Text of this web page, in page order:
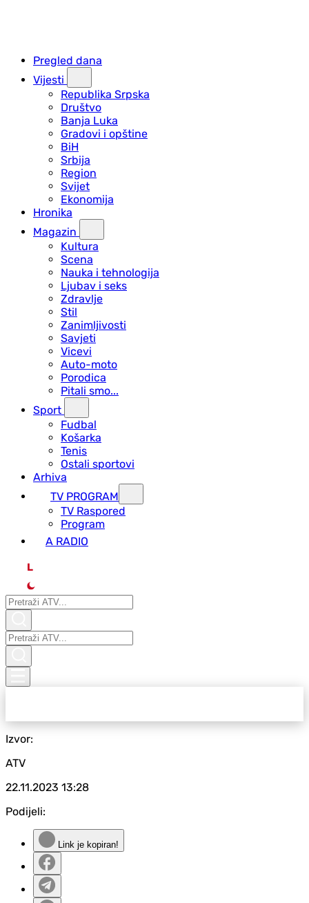
Pregled dana
Vijesti
Republika Srpska
Društvo
Banja Luka
Gradovi i opštine
BiH
Srbija
Region
Svijet
Ekonomija
Hronika
Magazin
Kultura
Scena
Nauka i tehnologija
Ljubav i seks
Zdravlje
Stil
Zanimljivosti
Savjeti
Vicevi
Auto-moto
Porodica
Pitali smo...
Sport
Fudbal
Košarka
Tenis
Ostali sportovi
Arhiva
TV PROGRAM
ТV Raspored
Program
A RADIO
L
Izvor:
ATV
22.11.2023 13:28
Podijeli:
Link je kopiran!